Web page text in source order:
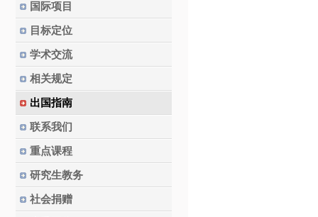
国际项目
目标定位
学术交流
相关规定
出国指南
联系我们
重点课程
研究生教务
社会捐赠